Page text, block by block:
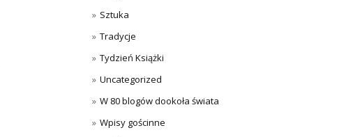
Sztuka
Tradycje
Tydzień Książki
Uncategorized
W 80 blogów dookoła świata
Wpisy gościnne